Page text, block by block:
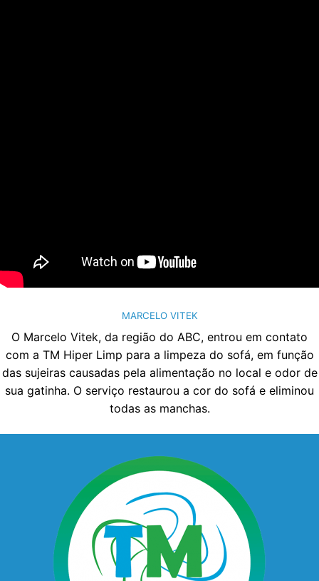
MARCELO VITEK
O Marcelo Vitek, da região do ABC, entrou em contato
com a TM Hiper Limp para a limpeza do sofá, em função
das sujeiras causadas pela alimentação no local e odor de
sua gatinha. O serviço restaurou a cor do sofá e eliminou
todas as manchas.